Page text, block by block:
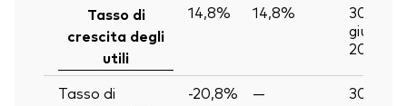
Tasso di
crescita degli
utili
14,8% 14,8%
30
giu
2026
Tasso di
-20,8% —
30